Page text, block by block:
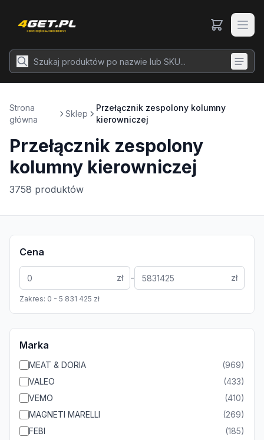
Strona
główna
Sklep
Przełącznik zespolony kolumny
kierowniczej
Przełącznik zespolony
kolumny kierowniczej
3758 produktów
Cena
zł - zł
Zakres: 0 - 5 831 425 zł
Marka
MEAT & DORIA (969)
VALEO
(433)
VEMO
(410)
MAGNETI MARELLI
(269)
FEBI
(185)